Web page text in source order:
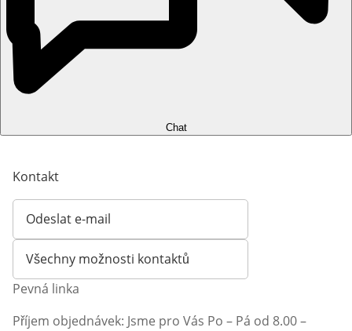
Chat
Kontakt
Odeslat e-mail
Otevírá e-mailového klienta
Všechny možnosti kontaktů
Pevná linka
Příjem objednávek: Jsme pro Vás Po – Pá od 8.00 –